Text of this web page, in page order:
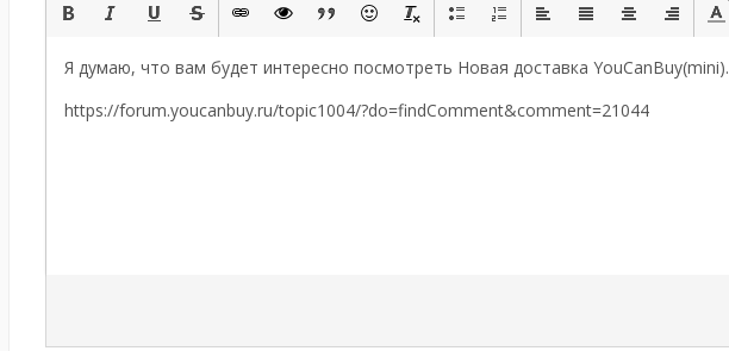
Я думаю, что вам будет интересно посмотреть Новая доставка YouCanBuy(mini).
https://forum.youcanbuy.ru/topic1004/?do=findComment&comment=21044